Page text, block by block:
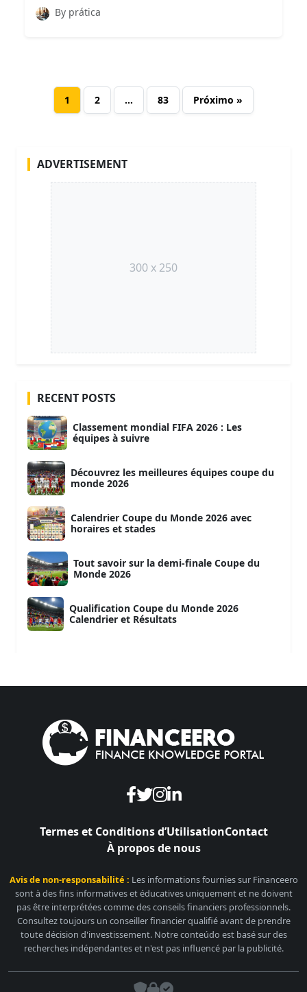
By prática
1 2 … 83 Próximo »
ADVERTISEMENT
300 x 250
RECENT POSTS
Classement mondial FIFA 2026 : Les
équipes à suivre
Découvrez les meilleures équipes coupe du
monde 2026
Calendrier Coupe du Monde 2026 avec
horaires et stades
Tout savoir sur la demi-finale Coupe du
Monde 2026
Qualification Coupe du Monde 2026
Calendrier et Résultats
Termes et Conditions d’UtilisationContact
À propos de nous
Avis de non-responsabilité : Les informations fournies sur Financeero
sont à des fins informatives et éducatives uniquement et ne doivent
pas être interprétées comme des conseils financiers professionnels.
Consultez toujours un conseiller financier qualifié avant de prendre
toute décision d'investissement. Notre conteúdo est basé sur des
recherches indépendantes et n'est pas influencé par la publicité.